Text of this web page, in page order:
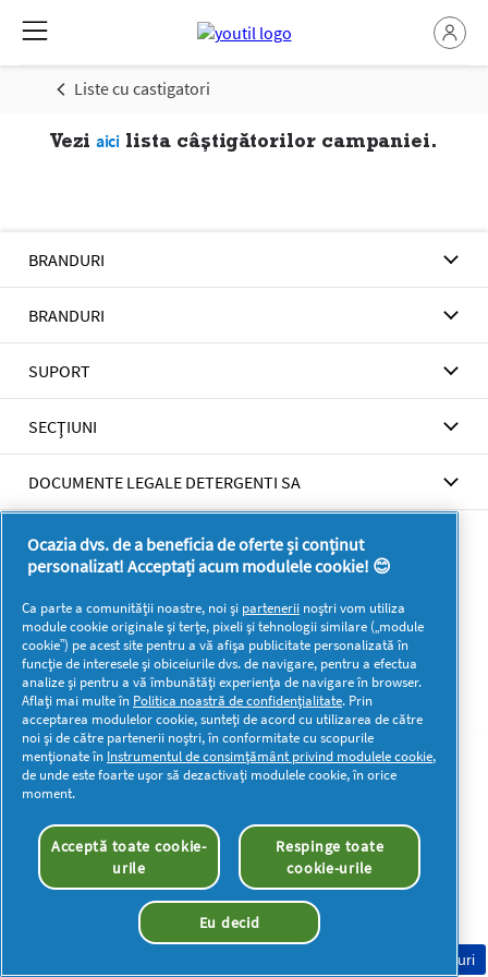
Liste cu castigatori
Vezi aici lista câștigătorilor campaniei.
BRANDURI
BRANDURI
SUPORT
SECŢIUNI
DOCUMENTE LEGALE DETERGENTI SA
Mai multă inspirație
Drepturi de autor © 2026 P&G. Toate drepturile rezervate
Consimțământ Cookie-uri
Ocazia dvs. de a beneficia de oferte și conținut
personalizat! Acceptați acum modulele cookie! 😊
Ca parte a comunității noastre, noi și partenerii noștri vom utiliza
module cookie originale și terțe, pixeli și tehnologii similare („module
cookie”) pe acest site pentru a vă afișa publicitate personalizată în
funcție de interesele și obiceiurile dvs. de navigare, pentru a efectua
analize și pentru a vă îmbunătăți experiența de navigare în browser.
Aflați mai multe în Politica noastră de confidențialitate. Prin
acceptarea modulelor cookie, sunteți de acord cu utilizarea de către
noi și de către partenerii noștri, în conformitate cu scopurile
menționate în Instrumentul de consimțământ privind modulele cookie,
de unde este foarte ușor să dezactivați modulele cookie, în orice
moment.
Acceptă toate cookie-
urile
Respinge toate
cookie-urile
Eu decid